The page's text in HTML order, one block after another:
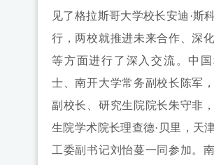
见了格拉斯哥大学校长安迪·斯
行，两校就推进未来合作、深
等方面进行了深入交流。中
士、南开大学常务副校长陈军
副校长、研究生院院长朱守非
生院学术院长理查德·贝里，天
工委副书记刘怡蔓一同参加。